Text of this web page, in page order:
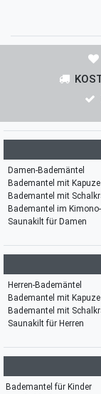
Damen-Bademäntel
Bademantel mit Kapuze
Bademantel mit
Bademantel im Kimono-
Saunakilt für Damen
Herren-Bademäntel
Bademantel mit Kapuze
Bademantel mit
Saunakilt für Herren
Bademantel für Kinder